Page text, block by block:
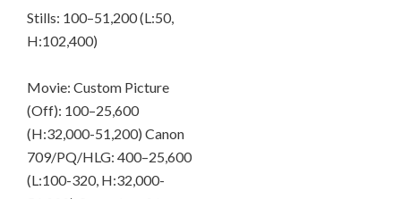
Stills: 100–51,200 (L:50,
H:102,400)
Movie: Custom Picture
(Off): 100–25,600
(H:32,000-51,200) Canon
709/PQ/HLG: 400–25,600
(L:100-320, H:32,000-